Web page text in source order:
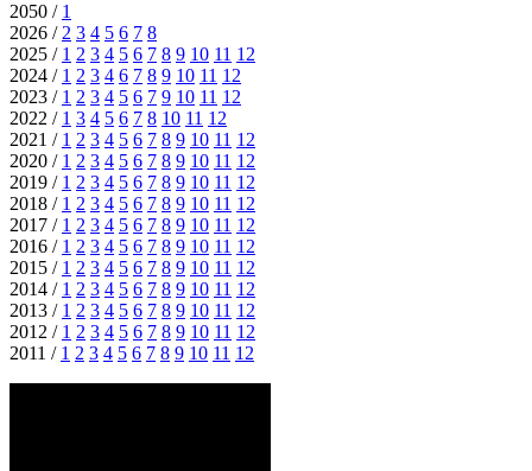
2050 / 1
2026 /2 3 4 5 6 7 8
2025 / 1 2 3 4 5 6 7 8 9 10 11 12
2024 / 1 2 3 4 6 7 8 9 10 11 12
2023 / 1 2 3 4 5 6 7 9 10 11 12
2022 / 1 3 4 5 6 7 8 10 11 12
2021 / 1 2 3 4 5 6 7 8 9 10 11 12
2020 / 1 2 3 4 5 6 7 8 9 10 11 12
2019 / 1 2 3 4 5 6 7 8 9 10 11 12
2018 / 1 2 3 4 5 6 7 8 9 10 11 12
2017 / 1 2 3 4 5 6 7 8 9 10 11 12
2016 / 1 2 3 4 5 6 7 8 9 10 11 12
2015 / 1 2 3 4 5 6 7 8 9 10 11 12
2014 / 1 2 3 4 5 6 7 8 9 10 11 12
2013 / 1 2 3 4 5 6 7 8 9 10 11 12
2012 / 1 2 3 4 5 6 7 8 9 10 11 12
2011 / 1 2 3 4 5 6 7 8 9 10 11 12